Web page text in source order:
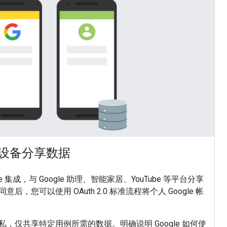
备分享数据
集成，与 Google 助理、智能家居、YouTube 等平台分享
意后，您可以使用 OAuth 2.0 标准流程将个人 Google 帐
，仅共享特定用例所需的数据。明确说明 Google 如何使